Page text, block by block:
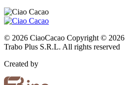
© 2026 CiaoCacao Copyright © 2026
Trabo Plus S.R.L. All rights reserved
Created by